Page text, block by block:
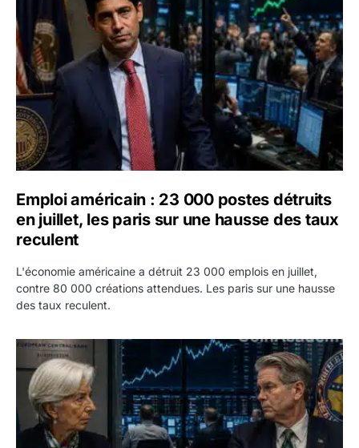
Emploi américain : 23 000 postes détruits
en juillet, les paris sur une hausse des taux
reculent
L'économie américaine a détruit 23 000 emplois en juillet,
contre 80 000 créations attendues. Les paris sur une hausse
des taux reculent.
Yen : Washington a vendu des euros sans prévenir la